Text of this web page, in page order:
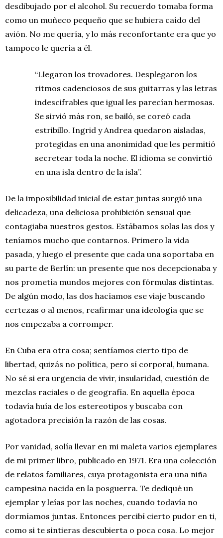
desdibujado por el alcohol. Su recuerdo tomaba forma
como un muñeco pequeño que se hubiera caído del
avión. No me quería, y lo más reconfortante era que yo
tampoco le quería a él.
“Llegaron los trovadores. Desplegaron los
ritmos cadenciosos de sus guitarras y las letras
indescifrables que igual les parecían hermosas.
Se sirvió más ron, se bailó, se coreó cada
estribillo. Ingrid y Andrea quedaron aisladas,
protegidas en una anonimidad que les permitió
secretear toda la noche. El idioma se convirtió
en una isla dentro de la isla”.
De la imposibilidad inicial de estar juntas surgió una
delicadeza, una deliciosa prohibición sensual que
contagiaba nuestros gestos. Estábamos solas las dos y
teníamos mucho que contarnos. Primero la vida
pasada, y luego el presente que cada una soportaba en
su parte de Berlín: un presente que nos decepcionaba y
nos prometía mundos mejores con fórmulas distintas.
De algún modo, las dos hacíamos ese viaje buscando
certezas o al menos, reafirmar una ideología que se
nos empezaba a corromper.
En Cuba era otra cosa; sentíamos cierto tipo de
libertad, quizás no política, pero sí corporal, humana.
No sé si era urgencia de vivir, insularidad, cuestión de
mezclas raciales o de geografía. En aquella época
todavía huía de los estereotipos y buscaba con
agotadora precisión la razón de las cosas.
Por vanidad, solía llevar en mi maleta varios ejemplares
de mi primer libro, publicado en 1971. Era una colección
de relatos familiares, cuya protagonista era una niña
campesina nacida en la posguerra. Te dediqué un
ejemplar y leías por las noches, cuando todavía no
dormíamos juntas. Entonces percibí cierto pudor en ti,
como si te sintieras descubierta o poca cosa. Lo mejor